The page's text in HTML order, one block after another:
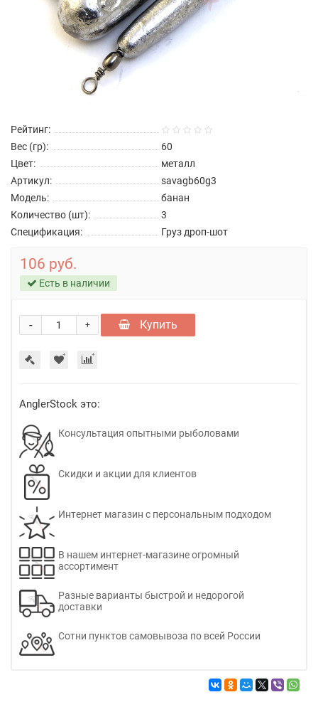
Рейтинг:
Вес (гр):
60
Цвет:
металл
Артикул:
savagb60g3
Модель:
банан
Количество (шт):
3
Спецификация:
Груз дроп-шот
106 руб.
Есть в наличии
+
- Купить
AnglerStock это:
Консультация опытными рыболовами
Скидки и акции для клиентов
Интернет магазин с персональным подходом
В нашем интернет-магазине огромный
ассортимент
Разные варианты быстрой и недорогой
доставки
Сотни пунктов самовывоза по всей России